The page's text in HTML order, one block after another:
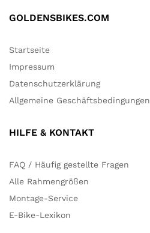
GOLDENSBIKES.COM
Startseite
Impressum
Datenschutzerklärung
Allgemeine Geschäftsbedingungen
HILFE & KONTAKT
FAQ / Häufig gestellte Fragen
Alle Rahmengrößen
Montage-Service
E-Bike-Lexikon